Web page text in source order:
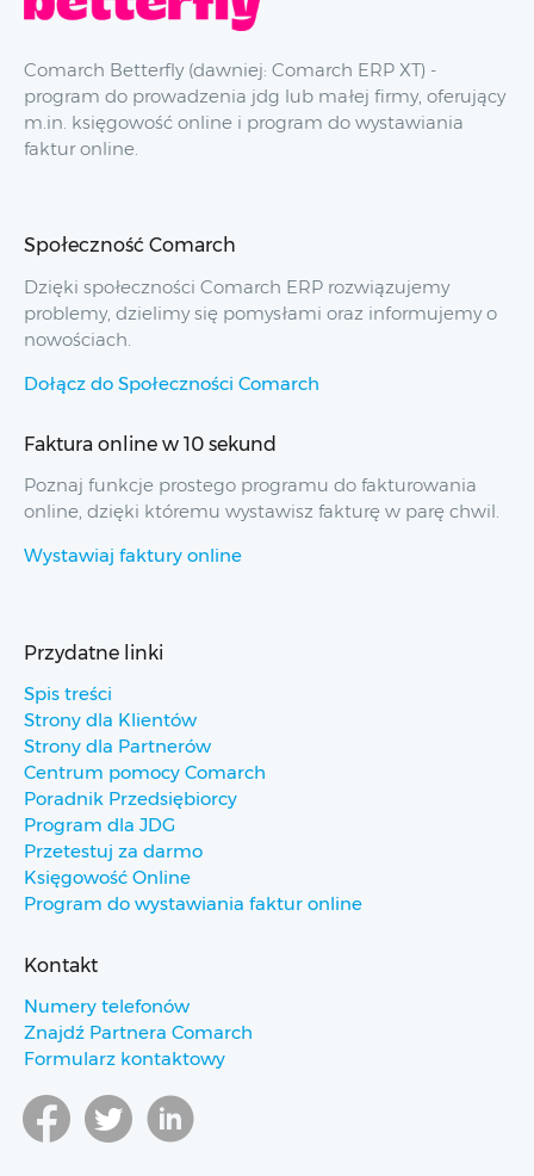
Comarch Betterfly (dawniej: Comarch ERP XT) -
program do prowadzenia jdg lub małej firmy, oferujący
m.in. księgowość online i program do wystawiania
faktur online.
Społeczność Comarch
Dzięki społeczności Comarch ERP rozwiązujemy
problemy, dzielimy się pomysłami oraz informujemy o
nowościach.
Dołącz do Społeczności Comarch
Faktura online w 10 sekund
Poznaj funkcje prostego programu do fakturowania
online, dzięki któremu wystawisz fakturę w parę chwil.
Wystawiaj faktury online
Przydatne linki
Spis treści
Strony dla Klientów
Strony dla Partnerów
Centrum pomocy Comarch
Poradnik Przedsiębiorcy
Program dla JDG
Przetestuj za darmo
Księgowość Online
Program do wystawiania faktur online
Kontakt
Numery telefonów
Znajdź Partnera Comarch
Formularz kontaktowy